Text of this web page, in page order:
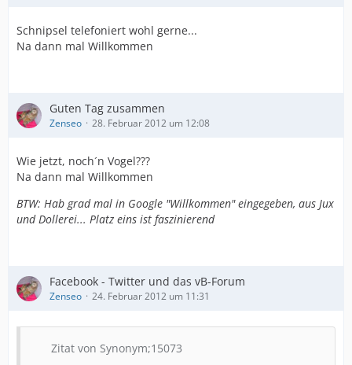
Schnipsel telefoniert wohl gerne...
Na dann mal Willkommen
Guten Tag zusammen
Zenseo 28. Februar 2012 um 12:08
Wie jetzt, noch´n Vogel???
Na dann mal Willkommen
BTW: Hab grad mal in Google "Willkommen" eingegeben, aus Jux
und Dollerei... Platz eins ist faszinierend
Facebook - Twitter und das vB-Forum
Zenseo 24. Februar 2012 um 11:31
Zitat von Synonym;15073